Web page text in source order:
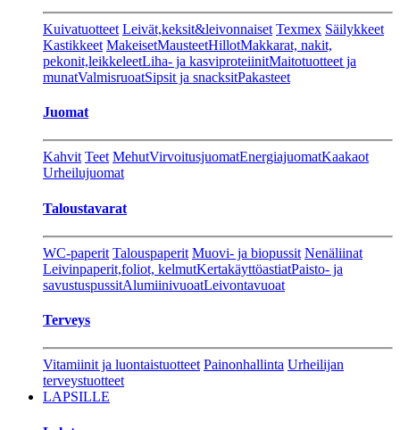
Kuivatuotteet Leivät,keksit&leivonnaiset Texmex Säilykkeet
Kastikkeet MakeisetMausteetHillotMakkarat, nakit,
pekonit,leikkeleetLiha- ja kasviproteiinitMaitotuotteet ja
munatValmisruoatSipsit ja snacksitPakasteet
Juomat
Kahvit Teet MehutVirvoitusjuomatEnergiajuomatKaakaot
Urheilujuomat
Taloustavarat
WC-paperit Talouspaperit Muovi- ja biopussit Nenäliinat
Leivinpaperit,foliot, kelmutKertakäyttöastiatPaisto- ja
savustuspussitAlumiinivuoatLeivontavuoat
Terveys
Vitamiinit ja luontaistuotteet Painonhallinta Urheilijan
terveystuotteet
LAPSILLE